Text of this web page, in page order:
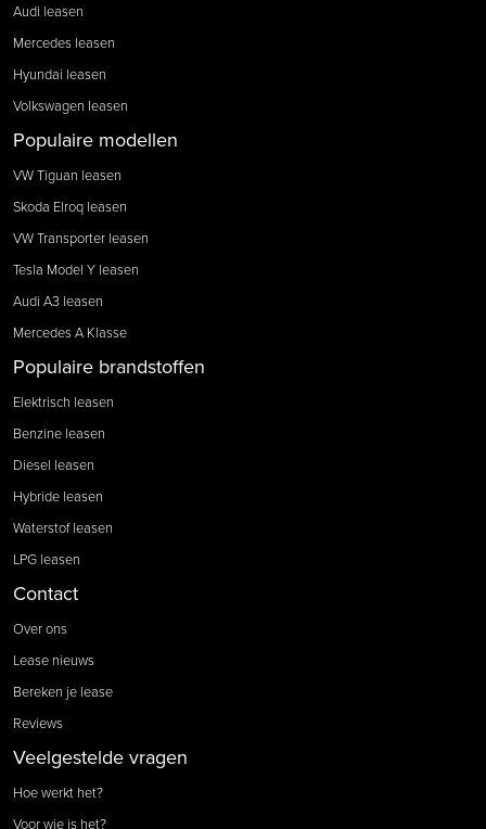
Audi leasen
Mercedes leasen
Hyundai leasen
Volkswagen leasen
Populaire modellen
VW Tiguan leasen
Skoda Elroq leasen
VW Transporter leasen
Tesla Model Y leasen
Audi A3 leasen
Mercedes A Klasse
Populaire brandstoffen
Elektrisch leasen
Benzine leasen
Diesel leasen
Hybride leasen
Waterstof leasen
LPG leasen
Contact
Over ons
Lease nieuws
Bereken je lease
Reviews
Veelgestelde vragen
Hoe werkt het?
Voor wie is het?